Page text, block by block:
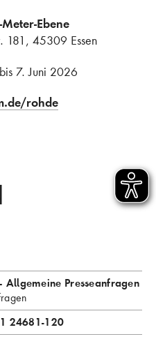
Ebene
181, 45309 Essen
7. Juni 2026
rohde
Presseanfragen
24681-120